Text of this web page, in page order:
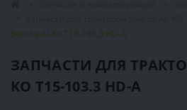
Solo by Al-Ko T15-103.3 HD-A
ЗАПЧАСТИ ДЛЯ
KO T15-103.3 HD-A